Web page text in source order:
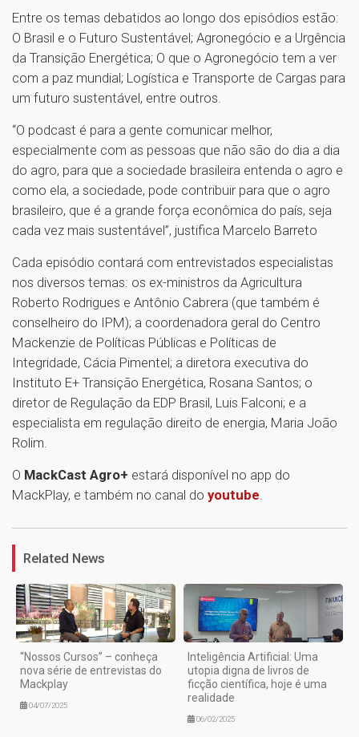
Entre os temas debatidos ao longo dos episódios estão:
O Brasil e o Futuro Sustentável; Agronegócio e a Urgência
da Transição Energética; O que o Agronegócio tem a ver
com a paz mundial; Logística e Transporte de Cargas para
um futuro sustentável, entre outros.
“O podcast é para a gente comunicar melhor,
especialmente com as pessoas que não são do dia a dia
do agro, para que a sociedade brasileira entenda o agro e
como ela, a sociedade, pode contribuir para que o agro
brasileiro, que é a grande força econômica do país, seja
cada vez mais sustentável”, justifica Marcelo Barreto
Cada episódio contará com entrevistados especialistas
nos diversos temas: os ex-ministros da Agricultura
Roberto Rodrigues e Antônio Cabrera (que também é
conselheiro do IPM); a coordenadora geral do Centro
Mackenzie de Políticas Públicas e Políticas de
Integridade, Cácia Pimentel; a diretora executiva do
Instituto E+ Transição Energética, Rosana Santos; o
diretor de Regulação da EDP Brasil, Luis Falconi; e a
especialista em regulação direito de energia, Maria João
Rolim.
O MackCast Agro+ estará disponível no app do
MackPlay, e também no canal do youtube.
1
Related News
“Nossos Cursos” – conheça
nova série de entrevistas do
Mackplay
04/07/2025
Inteligência Artificial: Uma
utopia digna de livros de
ficção científica, hoje é uma
realidade
06/02/2025